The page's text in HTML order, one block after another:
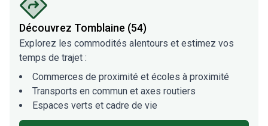
Découvrez Tomblaine (54)
Explorez les commodités alentours et estimez vos
temps de trajet :
Commerces de proximité et écoles à proximité
Transports en commun et axes routiers
Espaces verts et cadre de vie